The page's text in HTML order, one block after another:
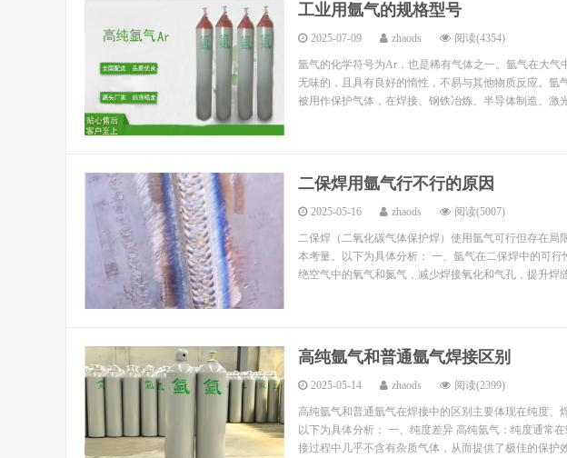
工业用氩气的规格型号
2025-07-09 zhaods 阅读(4354)
氩气的化学符号为Ar，也是稀有气体之一。氩气在大气
无味的，且具有良好的惰性，不易与其他物质反应。氩
被用作保护气体，在焊接、钢铁冶炼、半导体制造、激
二保焊用氩气行不行的原因
2025-05-16 zhaods 阅读(5007)
二保焊（二氧化碳气体保护焊）使用氩气可行但存在
本考量。以下为具体分析： 一、氩气在二保焊中的可
绝空气中的氧气和氮气，减少焊接氧化和气孔，提升焊
高纯氩气和普通氩气焊接区别
2025-05-14 zhaods 阅读(2399)
高纯氩气和普通氩气在焊接中的区别主要体现在纯度、
以下为具体分析： 一、纯度差异 高纯氩气：纯度通常
接过程中几乎不含有杂质气体，从而提供了极佳的保护